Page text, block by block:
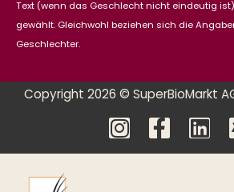
Text (wenn das Geschlecht nicht eindeutig
gewählt. Gleichwohl beziehen sich die
Geschlechter.
Copyright 2026 © SuperBioMarkt